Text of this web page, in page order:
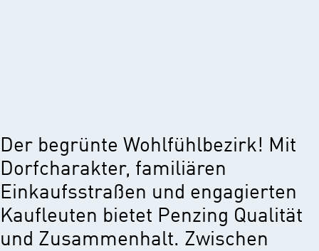
Der begrünte Wohlfühlbezirk! Mit
Dorfcharakter, familiären
Einkaufsstraßen und engagierten
Kaufleuten bietet Penzing Qualität
und Zusammenhalt. Zwischen